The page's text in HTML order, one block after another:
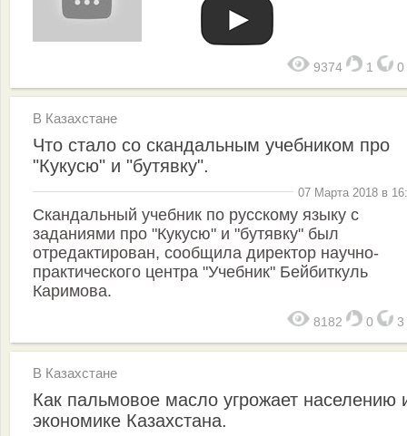
9374 1 0
В Казахстане
Что стало со скандальным учебником про
"Кукусю" и "бутявку".
07 Марта 2018 в
Скандальный учебник по русскому языку с
заданиями про "Кукусю" и "бутявку" был
отредактирован, сообщила директор научно-
практического центра "Учебник" Бейбиткуль
Каримова.
8182 0 3
В Казахстане
Как пальмовое масло угрожает населению
экономике Казахстана.